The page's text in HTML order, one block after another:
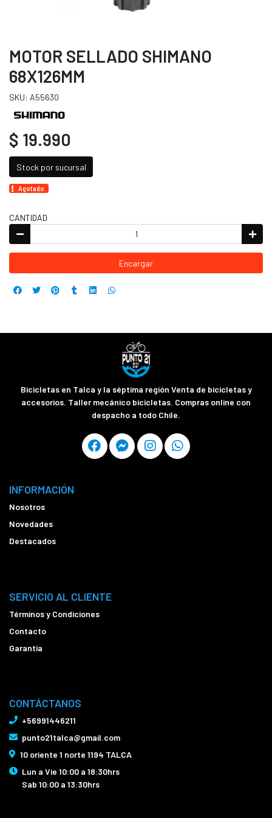
MOTOR SELLADO SHIMANO
68X126MM
SKU: A55630
$ 19.990
Stock por sucursal
Agotado.
CANTIDAD
Encargar
Bicicletas en Talca y la séptima región Venta de bicicletas y
accesorios. Taller mecánico bicicletas. Compras online con
despacho a todo Chile.
INFORMACIÓN
Nosotros
Novedades
Destacados
SERVICIO AL CLIENTE
Términos y Condiciones
Contacto
Garantía
CONTÁCTANOS
+56991446211
punto21talca@gmail.com
10 oriente 1 norte 1194 TALCA
Lun a Vie 10:00 a 18:30hrs
Sab 10:00 a 13:30hrs